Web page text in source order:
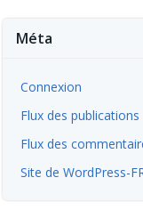
Méta
Connexion
Flux des publications
Flux des
Site de WordPress-